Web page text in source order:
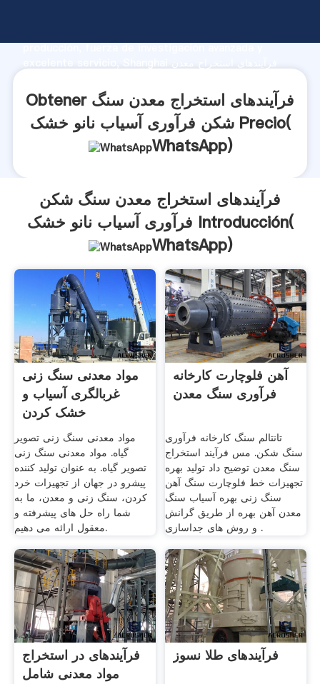
producción, fuerza de investigación avanzada y
valor y aporta valores a todos los clientes.
Obtener فرآیندهای استخراج معدن سنگ
شکن فرآوری آسیاب نانو خشک Precio(
WhatsApp)
فرآیندهای استخراج معدن سنگ شکن
فرآوری آسیاب نانو خشک Introducción(
WhatsApp)
مواد معدنی سنگ زنی
غربالگری آسیاب و
خشک کردن
مواد معدنی سنگ زنی تصویر
گیاه. مواد معدنی سنگ زنی
تصویر گیاه. به عنوان تولید کننده
پیشرو در جهان از تجهیزات خرد
کردن، سنگ زنی و معدن، ما به
شما راه حل های پیشرفته و
معقول ارائه می دهیم.
آهن فلوچارت کارخانه
فرآوری سنگ معدن
تانتالم سنگ کارخانه فرآوری
سنگ شکن. مس فرآیند استخراج
سنگ معدن توضیح داد تولید بهره
تجهیزات خط فلوچارت سنگ آهن
سنگ زنی بهره آسیاب سنگ
معدن آهن بهره از طریق گرانش
و روش های جداسازی .
فرآیندهای در استخراج
مواد معدنی شامل
فرآیندهای طلا نسوز